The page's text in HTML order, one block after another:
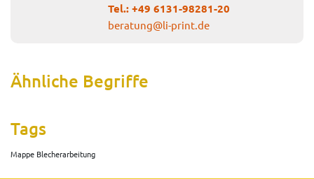
Tel.:+49 6131-98281-20
beratung@li-print.de
Ähnliche Begriffe
Tags
Mappe Blecherarbeitung